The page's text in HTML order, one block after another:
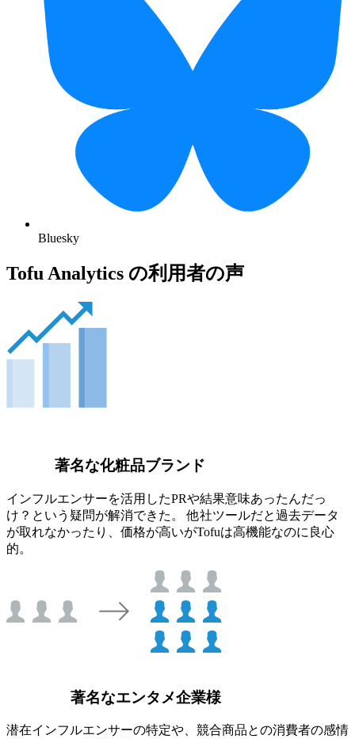
Bluesky
Tofu Analytics の利用者の声
著名な化粧品ブランド
インフルエンサーを活用したPRや結果意味あったんだっ
け？という疑問が解消できた。 他社ツールだと過去データ
が取れなかったり、価格が高いがTofuは高機能なのに良心
的。
著名なエンタメ企業様
潜在インフルエンサーの特定や、競合商品との消費者の感情